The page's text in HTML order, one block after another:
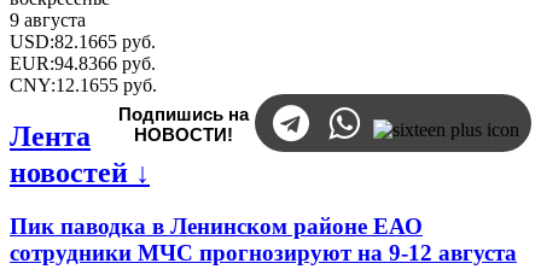
9 августа
USD:82.1665 руб.
EUR:94.8366 руб.
CNY:12.1655 руб.
Подпишись на
НОВОСТИ!
Лента
новостей ↓
Пик паводка в Ленинском районе ЕАО
сотрудники МЧС прогнозируют на 9-12 августа